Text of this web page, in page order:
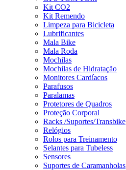
Kit CO2
Kit Remendo
Limpeza para Bicicleta
Lubrificantes
Mala Bike
Mala Roda
Mochilas
Mochilas de Hidratação
Monitores Cardíacos
Parafusos
Paralamas
Protetores de Quadros
Proteção Corporal
Racks /Suportes/Transbike
Relógios
Rolos para Treinamento
Selantes para Tubeless
Sensores
Suportes de Caramanholas